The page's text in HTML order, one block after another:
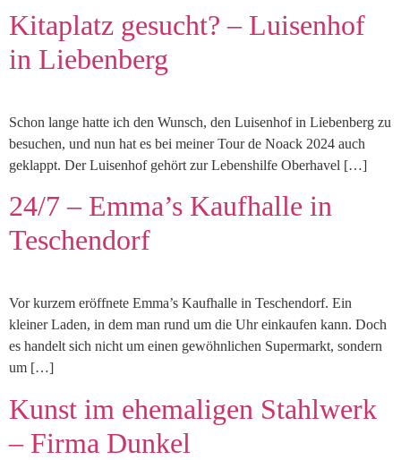
Kitaplatz gesucht? – Luisenhof
in Liebenberg
Schon lange hatte ich den Wunsch, den Luisenhof in Liebenberg zu
besuchen, und nun hat es bei meiner Tour de Noack 2024 auch
geklappt. Der Luisenhof gehört zur Lebenshilfe Oberhavel […]
24/7 – Emma’s Kaufhalle in
Teschendorf
Vor kurzem eröffnete Emma’s Kaufhalle in Teschendorf. Ein
kleiner Laden, in dem man rund um die Uhr einkaufen kann. Doch
es handelt sich nicht um einen gewöhnlichen Supermarkt, sondern
um […]
Kunst im ehemaligen Stahlwerk
– Firma Dunkel